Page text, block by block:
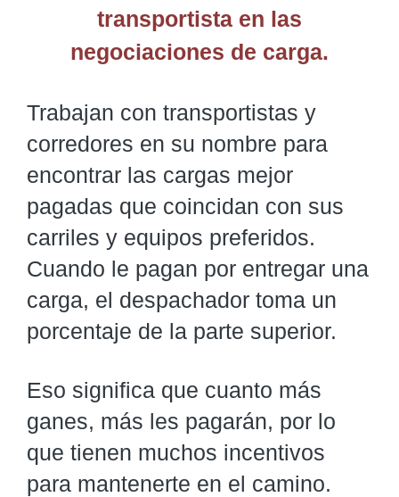
transportista en las
negociaciones de carga.
Trabajan con transportistas y
corredores en su nombre para
encontrar las cargas mejor
pagadas que coincidan con sus
carriles y equipos preferidos.
Cuando le pagan por entregar una
carga, el despachador toma un
porcentaje de la parte superior.
Eso significa que cuanto más
ganes, más les pagarán, por lo
que tienen muchos incentivos
para mantenerte en el camino.